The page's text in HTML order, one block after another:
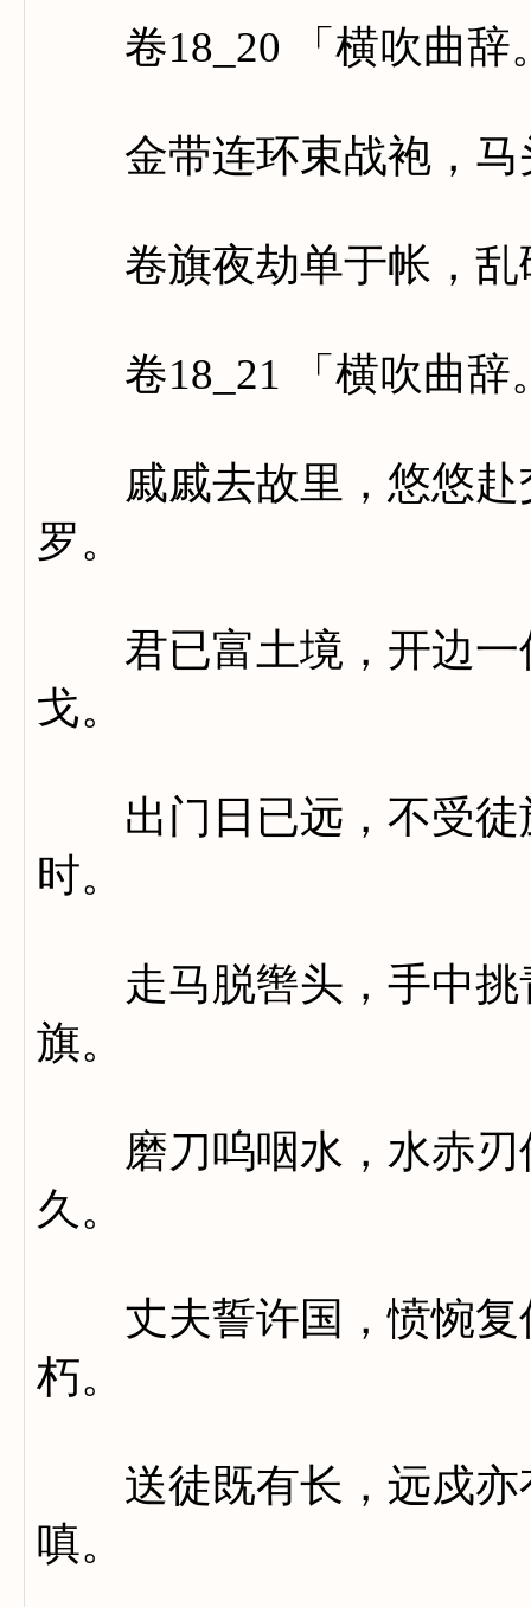
卷18_20 「横吹曲辞
金带连环束战袍，马
卷旗夜劫单于帐，乱
卷18_21 「横吹曲辞
戚戚去故里，悠悠赴
罗。
君已富土境，开边一
戈。
出门日已远，不受徒
时。
走马脱辔头，手中挑
旗。
磨刀呜咽水，水赤刃
久。
丈夫誓许国，愤惋复
朽。
送徒既有长，远戍亦
嗔。